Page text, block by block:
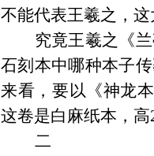
不能代表王羲之，这
究竟王羲之《
石刻本中哪种本子
来看，要以《神龙
这卷是白麻纸本，高
二